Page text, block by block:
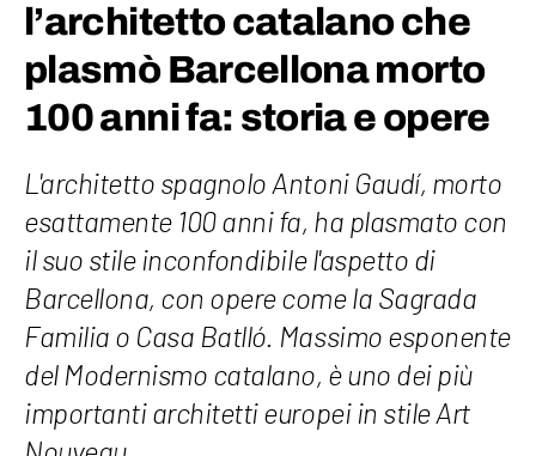
l’architetto catalano che
plasmò Barcellona morto
100 anni fa: storia e opere
L'architetto spagnolo Antoni Gaudí, morto
esattamente 100 anni fa, ha plasmato con
il suo stile inconfondibile l'aspetto di
Barcellona, con opere come la Sagrada
Familia o Casa Batlló. Massimo esponente
del Modernismo catalano, è uno dei più
importanti architetti europei in stile Art